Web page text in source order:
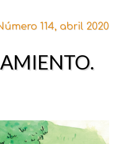
114, abril 2020